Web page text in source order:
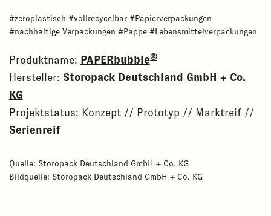
#zeroplastisch #vollrecycelbar #Papierverpackungen
#nachhaltige Verpackungen #Pappe #Lebensmittelverpackungen
Produktname: PAPERbubble®
Hersteller: Storopack Deutschland GmbH + Co.
KG
Projektstatus: Konzept // Prototyp // Marktreif //
Serienreif
Quelle: Storopack Deutschland GmbH + Co. KG
Bildquelle: Storopack Deutschland GmbH + Co. KG